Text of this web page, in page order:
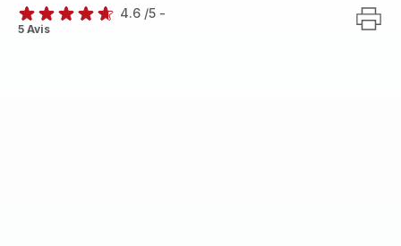
ratings.4.6
4.6 /5 -
5 Avis